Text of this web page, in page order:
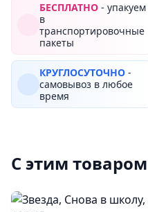
БЕСПЛАТНО - упакуем
в
транспортировочные
пакеты
КРУГЛОСУТОЧНО -
самовывоз в любое
время
С этим